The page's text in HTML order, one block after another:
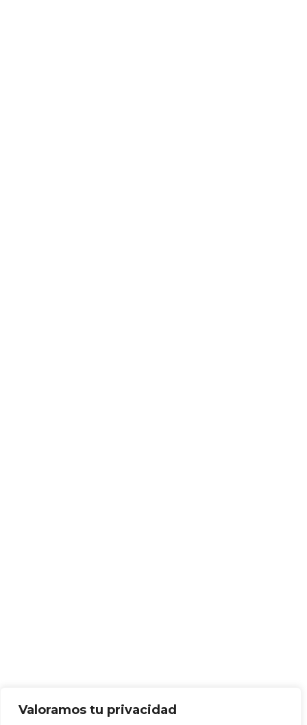
Valoramos tu privacidad